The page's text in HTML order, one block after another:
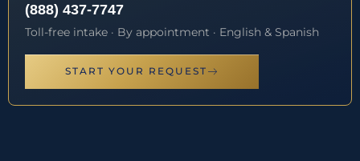
(888) 437-7747
Toll-free intake · By appointment · English & Spanish
START YOUR REQUEST